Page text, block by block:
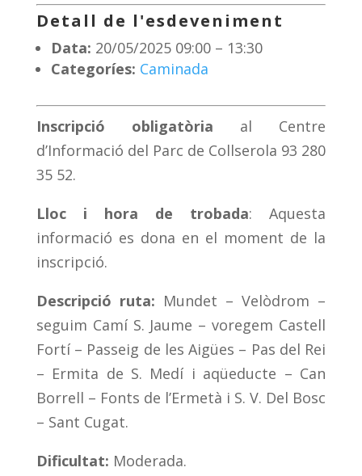
Detall de l'esdeveniment
Data: 20/05/2025 09:00– 13:30
Categoríes: Caminada
Inscripció obligatòria al Centre
d’Informació del Parc de Collserola 93 280
35 52.
Lloc i hora de trobada: Aquesta
informació es dona en el moment de la
inscripció.
Descripció ruta: Mundet – Velòdrom –
seguim Camí S. Jaume – voregem Castell
Fortí – Passeig de les Aigües – Pas del Rei
– Ermita de S. Medí i aqüeducte – Can
Borrell – Fonts de l’Ermetà i S. V. Del Bosc
– Sant Cugat.
Dificultat: Moderada.